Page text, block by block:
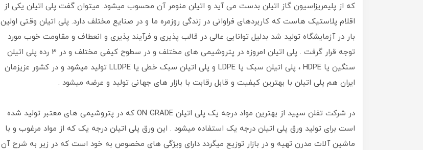
که از پلیمریزاسیون گاز اتیلن بدست می آید و اتیلن منومر آن محسوب میشود. میتوان گفت پلی اتیلن یکی از
اقلام پلاستیک هاست که کاربردهای فراوانی در زندگی روزمره ما و در صنایع مختلف دارد. پلی اتیلن وقتی اولین
بار در آزمایشگاه تولید شد بدلیل توانایی عالی در قالب پذیری و فرآیند پذیری و انعطاف و مقاومت خوب مورد
توجه قرار گرفت . پلی اتیلن امروزه در پتروشیمی های مختلف و در سطوح کیفی مختلف و در 3 رده پلی اتیلن
سنگین یا HDPE ، پلی اتیلن سبک یا LDPE و پلی اتیلن سبک خطی یا LLDPE تولید میشود و در کشور عزیزمان
ایران هم پلی اتیلن با بهترین کیفیت و قابل رقابت با بازار های جهانی تولید و عرضه میشود .
در شرکت تفلن سپید از بهترین مواد درجه یک پلی اتیلن ON GRADE که در پتروشیمی های معتبر تولید شده
است برای تولید ورق پلی اتیلن درجه یک استفاده میشود . این ورق پلی اتیلن درجه یک که از مواد مرغوب و با
ماشین آلات مدرن تهیه و در بازار توزیع میگردد دارای ویژگی های مخصوص به خود است که در زیر به شرح آن